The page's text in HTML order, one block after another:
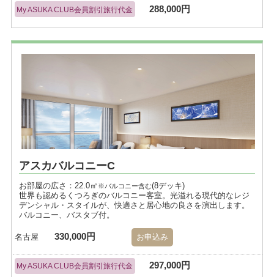
My ASUKA CLUB会員割引旅行代金 288,000円
アスカバルコニーC
お部屋の広さ：22.0㎡ ※バルコニー含む(8デッキ)
世界も認めるくつろぎのバルコニー客室。光溢れる現代的なレジ
デンシャル・スタイルが、快適さと居心地の良さを演出します。
バルコニー、バスタブ付。
名古屋 330,000円 お申込み
My ASUKA CLUB会員割引旅行代金 297,000円